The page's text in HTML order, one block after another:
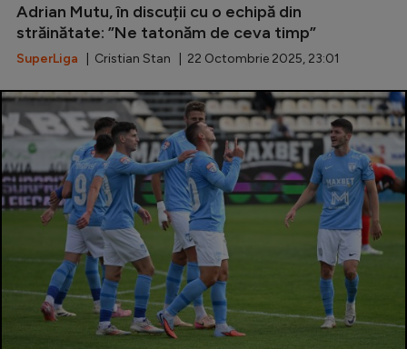
Adrian Mutu, în discuții cu o echipă din
străinătate: ”Ne tatonăm de ceva timp”
SuperLiga | Cristian Stan | 22 Octombrie 2025, 23:01